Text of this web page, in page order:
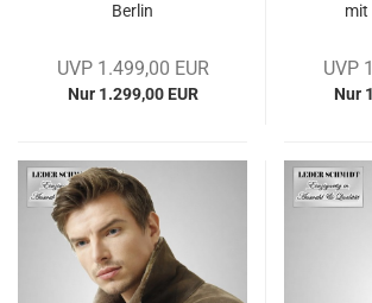
Ber­lin
UVP 1.499,00 EUR
Nur 1.299,00 EUR
mit
UVP
Nur